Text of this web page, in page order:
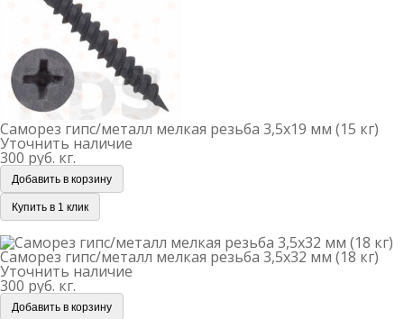
Саморез гипс/металл мелкая резьба 3,5х19 мм (15 кг)
Уточнить наличие
300 руб. кг.
Добавить в корзину
Купить в 1 клик
Саморез гипс/металл мелкая резьба 3,5х32 мм (18 кг)
Уточнить наличие
300 руб. кг.
Добавить в корзину